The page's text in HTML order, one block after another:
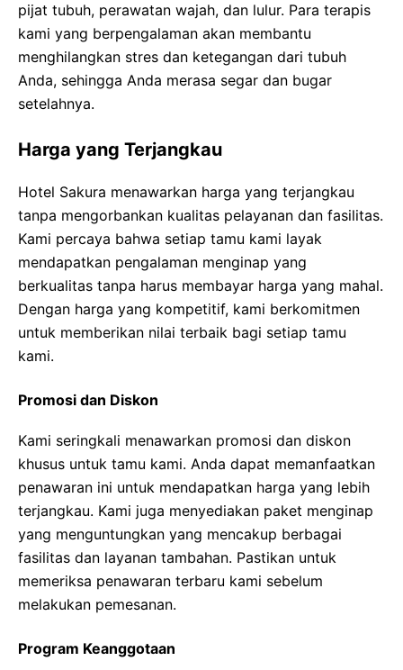
pijat tubuh, perawatan wajah, dan lulur. Para terapis
kami yang berpengalaman akan membantu
menghilangkan stres dan ketegangan dari tubuh
Anda, sehingga Anda merasa segar dan bugar
setelahnya.
Harga yang Terjangkau
Hotel Sakura menawarkan harga yang terjangkau
tanpa mengorbankan kualitas pelayanan dan fasilitas.
Kami percaya bahwa setiap tamu kami layak
mendapatkan pengalaman menginap yang
berkualitas tanpa harus membayar harga yang mahal.
Dengan harga yang kompetitif, kami berkomitmen
untuk memberikan nilai terbaik bagi setiap tamu
kami.
Promosi dan Diskon
Kami seringkali menawarkan promosi dan diskon
khusus untuk tamu kami. Anda dapat memanfaatkan
penawaran ini untuk mendapatkan harga yang lebih
terjangkau. Kami juga menyediakan paket menginap
yang menguntungkan yang mencakup berbagai
fasilitas dan layanan tambahan. Pastikan untuk
memeriksa penawaran terbaru kami sebelum
melakukan pemesanan.
Program Keanggotaan